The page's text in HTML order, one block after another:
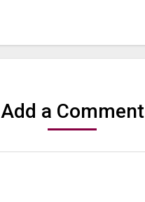
Add a Comment